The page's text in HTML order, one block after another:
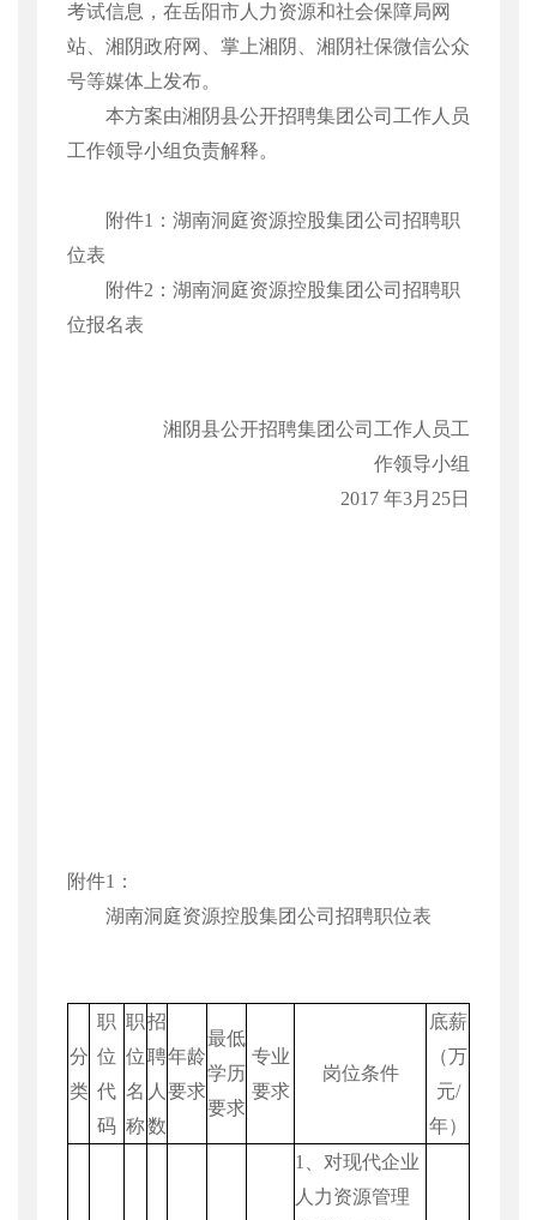
考试信息，在岳阳市人力资源和社会保障局网
站、湘阴政府网、掌上湘阴、湘阴社保微信公众
号等媒体上发布。
本方案由湘阴县公开招聘集团公司工作人员
工作领导小组负责解释。
附件1 ：湖南洞庭资源控股集团公司招聘职
位表
附件2 ：湖南洞庭资源控股集团公司招聘职
位报名表
湘阴县公开招聘集团公司工作人员工
作领导小组
2017 年3月 25日
附件1 ：
湖南洞庭资源控股集团公司招聘职位表
分
类
职
位
代
码
职
位
名
称
招
聘
人
数
年龄
要求
最低
学历
要求
专业
要求
岗位条件
底薪
（万
元/
年）
1
、对现代企业
人力资源管理